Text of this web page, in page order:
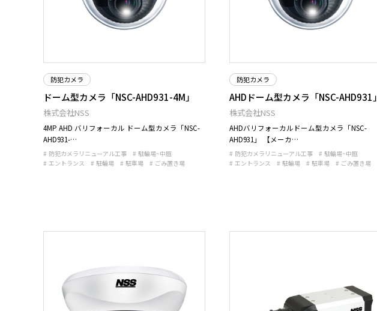
防犯カメラ
ドーム型カメラ「NSC-AHD931-4M」
株式会社NSS
4MP AHD バリフォーカル ドーム型カメラ「NSC-
AHD931-…
防犯カメラリニューアル工事
駐輪場~中庭
エントランス
駐輪場 駐車場 ごみ置き場
防犯カメラ
AHDドーム型カメラ「NSC-AHD931」
株式会社NSS
AHDバリフォーカルドーム型カメラ「NSC-
AHD931」 【メーカ…
防犯カメラリニューアル工事
駐輪場~中庭
エントランス
駐輪場 駐車場 ごみ置き場